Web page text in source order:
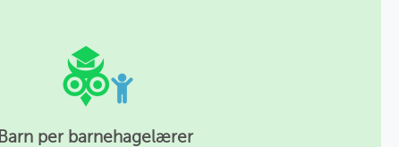
Barn per barnehagelærer